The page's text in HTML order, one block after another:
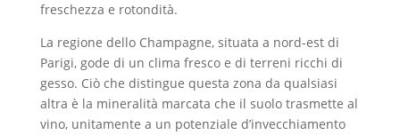
freschezza e rotondità.
La regione dello Champagne, situata a nord-est di
Parigi, gode di un clima fresco e di terreni ricchi di
gesso. Ciò che distingue questa zona da qualsiasi
altra è la mineralità marcata che il suolo trasmette al
vino, unitamente a un potenziale d’invecchiamento